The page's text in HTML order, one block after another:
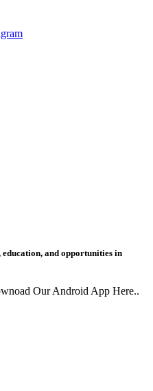
and opportunities in
Our Android App Here..